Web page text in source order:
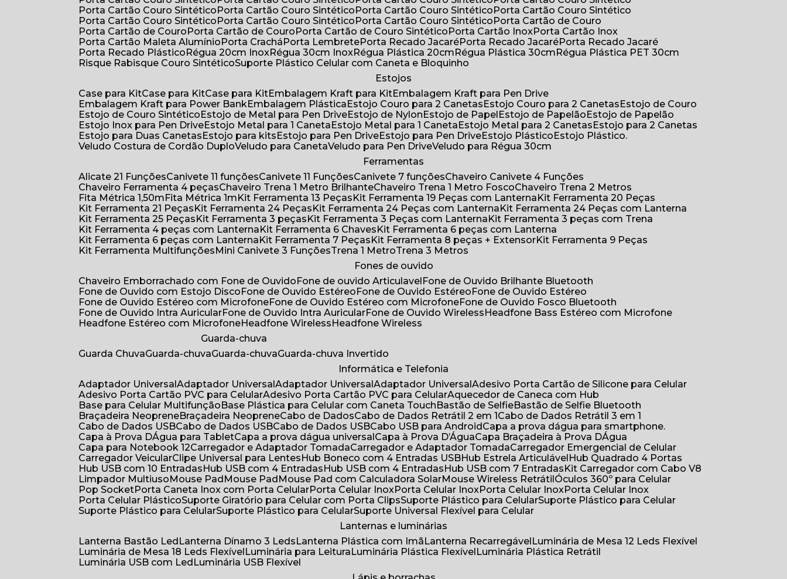
Porta Cartão Couro Sintético
Porta Cartão Couro Sintético Porta Cartão Couro Sintético
Porta Cartão Couro Sintético
Porta Cartão Couro Sintético
Porta Cartão Couro Sintético Porta Cartão Couro Sintético
Porta Cartão de Couro
Porta Cartão de Couro
Porta Cartão de Couro Porta Cartão de Couro Sintético Porta Cartão Inox
Porta Cartão Inox
Porta Cartão Maleta Alumínio
Porta Crachá Porta Lembrete Porta Recado Jacaré Porta Recado Jacaré
Porta Recado Jacaré
Porta Recado Plástico
Régua 20cm Inox Régua 30cm Inox Régua Plástica 20cm Régua Plástica 30cm
Régua Plástica PET 30cm
Risque Rabisque Couro Sintético
Suporte Plástico Celular com Caneta e Bloquinho
Estojos
Case para Kit
Case para Kit Case para Kit Embalagem Kraft para Kit
Embalagem Kraft para Pen Drive
Embalagem Kraft para Power Bank
Embalagem Plástica Estojo Couro para 2 Canetas Estojo Couro para 2 Canetas
Estojo de Couro
Estojo de Couro Sintético
Estojo de Metal para Pen Drive Estojo de Nylon Estojo de Papel Estojo de Papelão
Estojo de Papelão
Estojo Inox para Pen Drive
Estojo Metal para 1 Caneta Estojo Metal para 1 Caneta Estojo Metal para 2 Canetas
Estojo para 2 Canetas
Estojo para Duas Canetas
Estojo para kits Estojo para Pen Drive Estojo para Pen Drive Estojo Plástico
Estojo Plástico.
Veludo Costura de Cordão Duplo Veludo para Caneta Veludo para Pen Drive Veludo para Régua 30cm
Ferramentas
Alicate 21 Funções
Canivete 11 funções Canivete 11 Funções Canivete 7 funções
Chaveiro Canivete 4 Funções
Chaveiro Ferramenta 4 peças
Chaveiro Trena 1 Metro Brilhante Chaveiro Trena 1 Metro Fosco
Chaveiro Trena 2 Metros
Fita Métrica 1,50m
Fita Métrica 1m Kit Ferramenta 13 Peças Kit Ferramenta 19 Peças com Lanterna
Kit Ferramenta 20 Peças
Kit Ferramenta 21 Peças
Kit Ferramenta 24 Peças Kit Ferramenta 24 Peças com Lanterna
Kit Ferramenta 24 Peças com Lanterna
Kit Ferramenta 25 Peças
Kit Ferramenta 3 peças Kit Ferramenta 3 Peças com Lanterna
Kit Ferramenta 3 peças com Trena
Kit Ferramenta 4 peças com Lanterna
Kit Ferramenta 6 Chaves
Kit Ferramenta 6 peças com Lanterna
Kit Ferramenta 6 peças com Lanterna
Kit Ferramenta 7 Peças Kit Ferramenta 8 peças + Extensor
Kit Ferramenta 9 Peças
Kit Ferramenta Multifunções
Mini Canivete 3 Funções Trena 1 Metro
Trena 3 Metros
Fones de ouvido
Chaveiro Emborrachado com Fone de Ouvido
Fone de ouvido Articulavel
Fone de Ouvido Brilhante Bluetooth
Fone de Ouvido com Estojo Disco
Fone de Ouvido Estéreo Fone de Ouvido Estéreo
Fone de Ouvido Estéreo
Fone de Ouvido Estéreo com Microfone Fone de Ouvido Estéreo com Microfone Fone de Ouvido Fosco Bluetooth
Fone de Ouvido Intra Auricular Fone de Ouvido Intra Auricular Fone de Ouvido Wireless
Headfone Bass Estéreo com Microfone
Headfone Estéreo com Microfone
Headfone Wireless
Headfone Wireless
Guarda-chuva
Guarda Chuva
Guarda-chuva Guarda-chuva
Guarda-chuva Invertido
Informática e Telefonia
Adaptador Universal
Adaptador Universal Adaptador Universal Adaptador Universal
Adesivo Porta Cartão de Silicone para Celular
Adesivo Porta Cartão PVC para Celular
Adesivo Porta Cartão PVC para Celular
Aquecedor de Caneca com Hub
Base para Celular Multifunção
Base Plástica para Celular com Caneta Touch Bastão de Selfie
Bastão de Selfie Bluetooth
Braçadeira Neoprene
Braçadeira Neoprene Cabo de Dados Cabo de Dados Retrátil 2 em 1
Cabo de Dados Retrátil 3 em 1
Cabo de Dados USB
Cabo de Dados USB Cabo de Dados USB Cabo USB para Android
Capa a prova dágua para smartphone.
Capa à Prova DÁgua para Tablet
Capa a prova dágua universal Capa à Prova D’Água
Capa Braçadeira à Prova DÁgua
Capa para Notebook 12
Carregador e Adaptador Tomada Carregador e Adaptador Tomada
Carregador Emergencial de Celular
Carregador Veicular
Clipe Universal para Lentes Hub Boneco com 4 Entradas USB Hub Estrela Articulável
Hub Quadrado 4 Portas
Hub USB com 10 Entradas
Hub USB com 4 Entradas Hub USB com 4 Entradas Hub USB com 7 Entradas
Kit Carregador com Cabo V8
Limpador Multiuso
Mouse Pad Mouse Pad Mouse Pad com Calculadora Solar Mouse Wireless Retrátil
Óculos 360º para Celular
Pop Socket
Porta Caneta Inox com Porta Celular Porta Celular Inox Porta Celular Inox Porta Celular Inox
Porta Celular Inox
Porta Celular Plástico
Suporte Giratório para Celular com Porta Clips Suporte Plástico para Celular Suporte Plástico para Celular
Suporte Plástico para Celular Suporte Plástico para Celular Suporte Universal Flexível para Celular
Lanternas e luminárias
Lanterna Bastão Led
Lanterna Dínamo 3 Leds Lanterna Plástica com Imã Lanterna Recarregável
Luminária de Mesa 12 Leds Flexível
Luminária de Mesa 18 Leds Flexível
Luminária para Leitura Luminária Plástica Flexível
Luminária Plástica Retrátil
Luminária USB com Led
Luminária USB Flexível